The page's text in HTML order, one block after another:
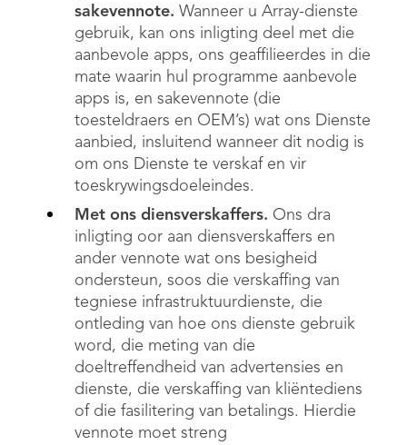
sakevennote. Wanneer u Array-dienste
gebruik, kan ons inligting deel met die
aanbevole apps, ons geaffilieerdes in die
mate waarin hul programme aanbevole
apps is, en sakevennote (die
toesteldraers en OEM’s) wat ons Dienste
aanbied, insluitend wanneer dit nodig is
om ons Dienste te verskaf en vir
toeskrywingsdoeleindes.
Met ons diensverskaffers. Ons dra
inligting oor aan diensverskaffers en
ander vennote wat ons besigheid
ondersteun, soos die verskaffing van
tegniese infrastruktuurdienste, die
ontleding van hoe ons dienste gebruik
word, die meting van die
doeltreffendheid van advertensies en
dienste, die verskaffing van kliëntediens
of die fasilitering van betalings. Hierdie
vennote moet streng